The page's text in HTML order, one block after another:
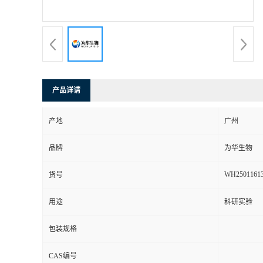
产品详请
产地 广州
品牌 为华生物
货号
用途 科研实验
包装规格
CAS编号